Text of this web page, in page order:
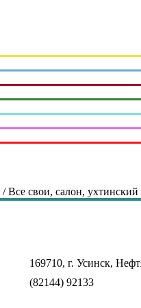
/ Все свои, салон,
169710, г. Усинск,
(82144) 92133